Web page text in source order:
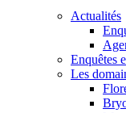
Actualités
Enquêtes
Les